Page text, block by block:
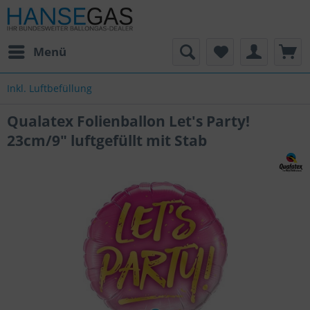
Menü
Inkl. Luftbefüllung
Qualatex Folienballon Let's Party!
23cm/9" luftgefüllt mit Stab